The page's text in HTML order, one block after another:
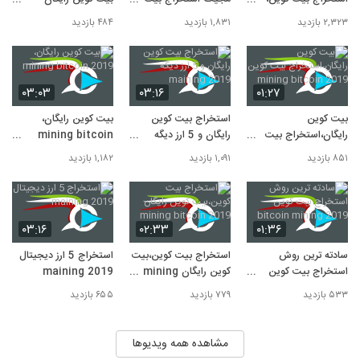
bitcoin 2019
۲,۳۲۳ بازدید
2019
۱,۸۳۱ بازدید
mining bitcoin
2019
۴۸۴ بازدید
۰۱:۲۷
بیت کوین
رایگان،استخراج بیت
کوین mining bitcoin
2019
۸۵۱ بازدید
۰۳:۱۶
استخراج بیت کوین
رایگان و 5 ارز دیگه
maining 2019
۱,۰۹۱ بازدید
۰۳:۰۳
بیت کوین رایگان،
mining bitcoin
2019
۱,۱۸۲ بازدید
۰۱:۳۶
سادته ترین روش
استخراج بیت کوین
bitcoin mining
2019
۵۳۳ بازدید
۰۲:۳۳
استخراج بیت کوین،بیت
کوین رایگان mining
bitcoin 2019
۷۷۹ بازدید
۰۳:۱۶
استخراج 5 ارز دیجیتال
maining 2019
۶۵۵ بازدید
مشاهده همه ویدیوها